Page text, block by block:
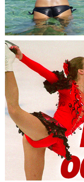
Tajná policie